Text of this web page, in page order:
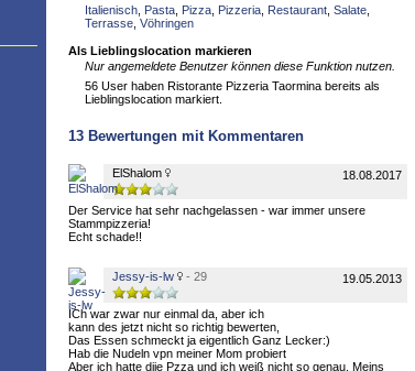
Italienisch Pasta Pizza Pizzeria Restaurant Salate
Terrasse Vöhringen
Als Lieblingslocation markieren
Nur angemeldete Benutzer können diese Funktion nutzen.
56 User haben Ristorante Pizzeria Taormina bereits als
Lieblingslocation markiert.
13 Bewertungen mit Kommentaren
ElShalom 18.08.2017
Der Service hat sehr nachgelassen - war immer unsere
Stammpizzeria!
Echt schade!!
Jessy-is-lw - 29 19.05.2013
ICh war zwar nur einmal da, aber ich
kann des jetzt nicht so richtig bewerten,
Das Essen schmeckt ja eigentlich Ganz Lecker:)
Hab die Nudeln vpn meiner Mom probiert
Aber ich hatte diie Pzza und ich weiß nicht so genau, Meins